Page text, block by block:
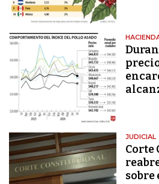
JUDICIAL
Corte
sobre